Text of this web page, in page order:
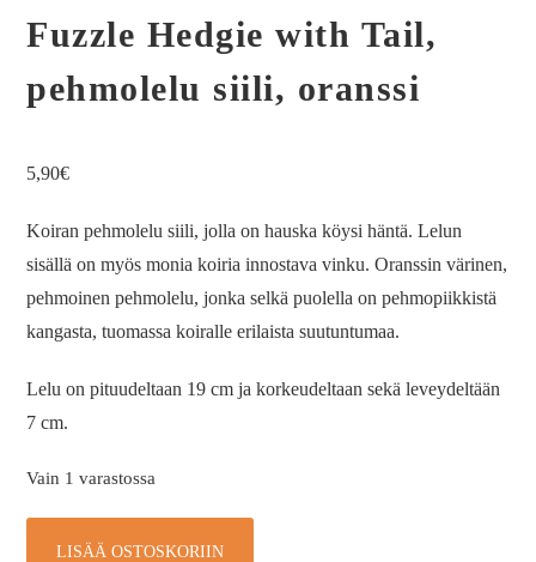
Fuzzle Hedgie with Tail,
pehmolelu siili, oranssi
5,90€
Koiran pehmolelu siili, jolla on hauska köysi häntä. Lelun
sisällä on myös monia koiria innostava vinku. Oranssin värinen,
pehmoinen pehmolelu, jonka selkä puolella on pehmopiikkistä
kangasta, tuomassa koiralle erilaista suutuntumaa.
Lelu on pituudeltaan 19 cm ja korkeudeltaan sekä leveydeltään
7 cm.
Vain 1 varastossa
LISÄÄ OSTOSKORIIN